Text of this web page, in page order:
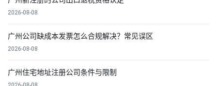
2026-08-08
广州公司缺成本发票怎么合规解决？常见误区
2026-08-08
广州住宅地址注册公司条件与限制